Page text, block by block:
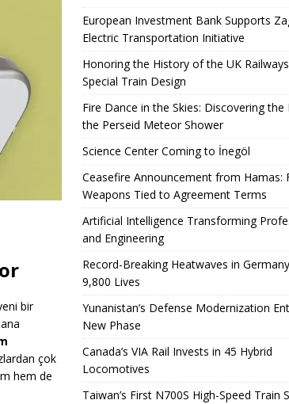
bir
çok
hem de
European Investment Bank Supports
Electric Transportation Initiative
Honoring the History of the UK Railways:
Special Train Design
Fire Dance in the Skies: Discovering
the Perseid Meteor Shower
Science Center Coming to İnegöl
Ceasefire Announcement from Hamas:
Weapons Tied to Agreement Terms
Artificial Intelligence Transforming
and Engineering
Record-Breaking Heatwaves in
9,800 Lives
Yunanistan’s Defense Modernization
New Phase
Canada’s VIA Rail Invests in 45 Hybrid
Locomotives
Taiwan’s First N700S High-Speed ​​Train